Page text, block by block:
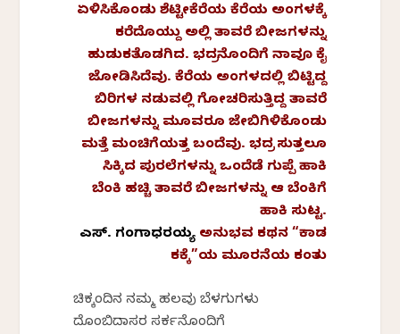
ಏಳಿಸಿಕೊಂಡು ಶೆಟ್ಟೀಕೆರೆಯ ಕೆರೆಯ ಅಂಗಳಕ್ಕೆ
ಕರೆದೊಯ್ದು ಅಲ್ಲಿ ತಾವರೆ ಬೀಜಗಳನ್ನು
ಹುಡುಕತೊಡಗಿದ. ಭದ್ರನೊಂದಿಗೆ ನಾವೂ ಕೈ
ಜೋಡಿಸಿದೆವು. ಕೆರೆಯ ಅಂಗಳದಲ್ಲಿ ಬಿಟ್ಟಿದ್ದ
ಬಿರಿಗಳ ನಡುವಲ್ಲಿ ಗೋಚರಿಸುತ್ತಿದ್ದ ತಾವರೆ
ಬೀಜಗಳನ್ನು ಮೂವರೂ ಜೇಬಿಗಿಳಿಕೊಂಡು
ಮತ್ತೆ ಮಂಚಿಗೆಯತ್ತ ಬಂದೆವು. ಭದ್ರ ಸುತ್ತಲೂ
ಸಿಕ್ಕಿದ ಪುರಲೆಗಳನ್ನು ಒಂದೆಡೆ ಗುಪ್ಪೆ ಹಾಕಿ
ಬೆಂಕಿ ಹಚ್ಚಿ ತಾವರೆ ಬೀಜಗಳನ್ನು ಆ ಬೆಂಕಿಗೆ
ಹಾಕಿ ಸುಟ್ಟ.
ಎಸ್.‌ ಗಂಗಾಧರಯ್ಯ ಅನುಭವ ಕಥನ “ಕಾಡ
ಕಕ್ಕೆ”ಯ ಮೂರನೆಯ ಕಂತು
ಚಿಕ್ಕಂದಿನ ನಮ್ಮ ಹಲವು ಬೆಳಗುಗಳು
ದೊಂಬಿದಾಸರ ಸರ್ಕಸ್‌ನೊಂದಿಗೆ